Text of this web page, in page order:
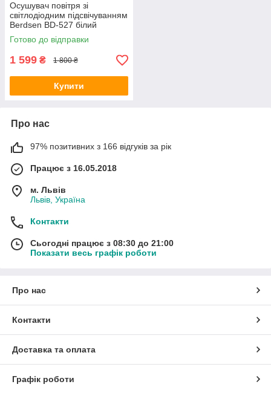
Осушувач повітря зі
світлодіодним підсвічуванням
Berdsen BD-527 білий
Готово до відправки
1 599 ₴ 1 800 ₴
Купити
Про нас
97% позитивних з 166 відгуків за рік
Працює з 16.05.2018
м. Львів
Львів, Україна
Контакти
Сьогодні працює з 08:30 до 21:00
Показати весь графік роботи
Про нас
Контакти
Доставка та оплата
Графік роботи